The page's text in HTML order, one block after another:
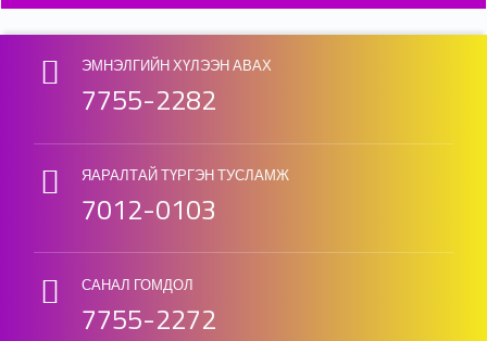
Skip back to main navigation
ЭМНЭЛГИЙН ХҮЛЭЭН АВАХ
7755-2282
ЯАРАЛТАЙ ТҮРГЭН ТУСЛАМЖ
7012-0103
САНАЛ ГОМДОЛ
7755-2272